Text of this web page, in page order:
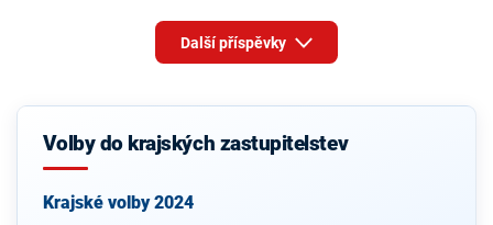
Další příspěvky
Volby do krajských zastupitelstev
Krajské volby 2024